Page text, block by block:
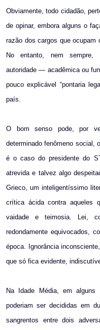
Obviamente, todo cidadão,
de opinar, embora alguns o
razão dos cargos que
No entanto, nem sempre,
autoridade — acadêmica ou
pouco explicável “pontaria
país.
O bom senso pode, por
determinado fenômeno social,
é o caso do presidente do
atrevida e talvez algo
Grieco, um inteligentíssimo
crítica ácida contra aqueles
vaidade e teimosia. Lei,
redondamente equivocados,
época. Ignorância
que só fica evidente,
Na Idade Média, em alguns
poderiam ser decididas em
sangrentos entre dois